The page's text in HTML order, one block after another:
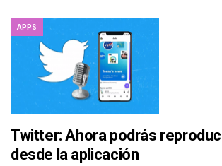
APPS
Twitter: Ahora podrás
desde la aplicación